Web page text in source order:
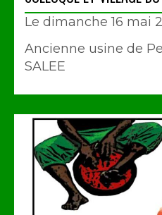
Le dimanche 16 mai
Ancienne usine de
SALEE